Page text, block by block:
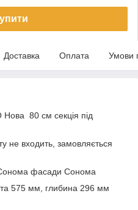
Доставка Оплата Умови
Нова 80 см секція під
не входить, замовляється
фасади Сонома
575 мм, глибина 296 мм